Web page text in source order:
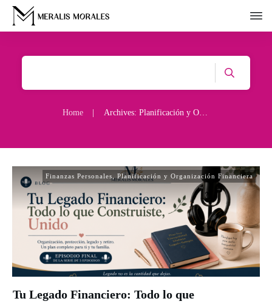
Home Archives: Planificación y Organización Financiera
Finanzas Personales Planificación y Organización Financiera
Tu Legado Financiero: Todo lo que